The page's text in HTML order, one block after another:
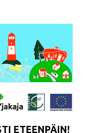
ETEENPÄIN!